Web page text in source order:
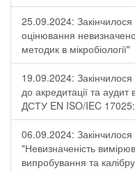
25.09.2024:
оцінювання
методик в мікробіології"
19.09.2024:
до акредитації та аудит
ДСТУ EN ISO/IEC
06.09.2024:
"Невизначеність
випробування та